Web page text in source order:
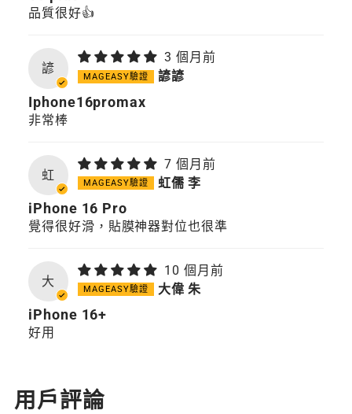
品質很好👍
諺
3 個月前
諺諺
Iphone16promax
非常棒
虹
7 個月前
虹儒 李
iPhone 16 Pro
覺得很好滑，貼膜神器對位也很準
大
10 個月前
大偉 朱
iPhone 16+
好用
用戶評論